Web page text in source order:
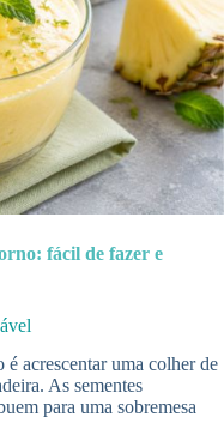
fácil de fazer e
acrescentar uma colher de
As sementes
para uma sobremesa